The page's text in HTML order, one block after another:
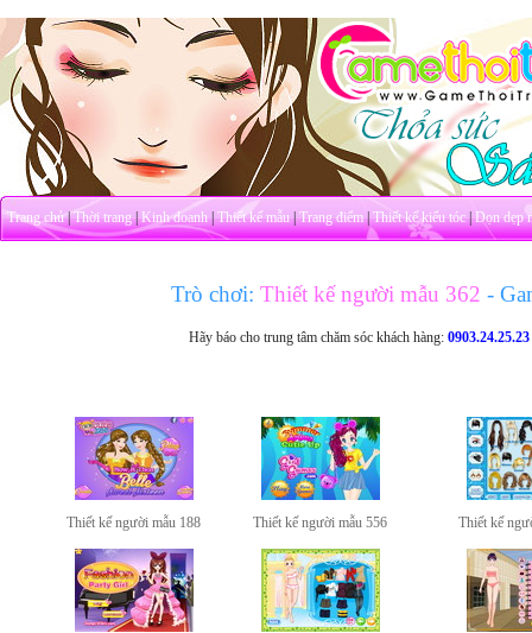
Trang chủ|Thời trang|Kinh doanh|Thiết kế mẫu|Trang điểm|Thiết kế kiểu tóc|Dọn dẹp
Trò chơi: Thiết kế người mẫu 362-
Hãy báo cho trung tâm chăm sóc khách hàng:0903.24.25.23
Thiết kế người mẫu 188 Thiết kế người mẫu 556 Thiết kế